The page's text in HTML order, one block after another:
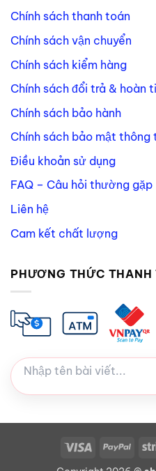
Chính sách thanh toán
Chính sách vận chuyển
Chính sách kiểm hàng
Chính sách đổi trả & hoàn
Chính sách bảo hành
Chính sách bảo mật thông
Điều khoản sử dụng
FAQ – Câu hỏi thường gặp
Liên hệ
Cam kết chất lượng
PHƯƠNG THỨC THANH
Visa